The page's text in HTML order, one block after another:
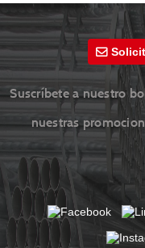
Suscríbete a nuestro
nuestras